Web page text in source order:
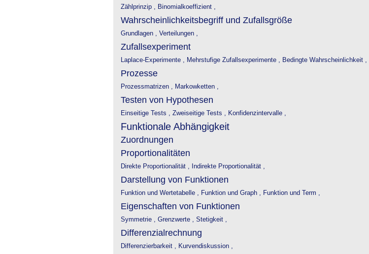
Zählprinzip , Binomialkoeffizient ,
Wahrscheinlichkeitsbegriff und Zufallsgröße
Grundlagen , Verteilungen ,
Zufallsexperiment
Laplace-Experimente , Mehrstufige Zufallsexperimente , Bedingte Wahrscheinlichkeit ,
Prozesse
Prozessmatrizen , Markowketten ,
Testen von Hypothesen
Einseitige Tests , Zweiseitige Tests , Konfidenzintervalle ,
Funktionale Abhängigkeit
Zuordnungen
Proportionalitäten
Direkte Proportionalität , Indirekte Proportionalität ,
Darstellung von Funktionen
Funktion und Wertetabelle , Funktion und Graph , Funktion und Term ,
Eigenschaften von Funktionen
Symmetrie , Grenzwerte , Stetigkeit ,
Differenzialrechnung
Differenzierbarkeit , Kurvendiskussion ,